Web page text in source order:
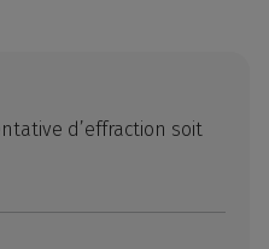
d’effraction soit